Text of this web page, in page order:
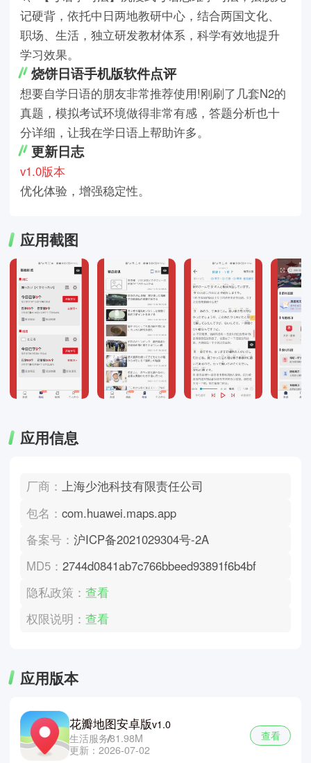
记硬背，依托中日两地教研中心，结合两国文化、
职场、生活，独立研发教材体系，科学有效地提升
学习效果。
烧饼日语手机版软件点评
想要自学日语的朋友非常推荐使用!刚刷了几套N2的
真题，模拟考试环境做得非常有感，答题分析也十
分详细，让我在学日语上帮助许多。
更新日志
v1.0版本
优化体验，增强稳定性。
应用截图
应用信息
厂商：上海少池科技有限责任公司
包名：com.huawei.maps.app
备案号：沪ICP备2021029304号-2A
MD5：2744d0841ab7c766bbeed93891f6b4bf
隐私政策：查看
权限说明：查看
应用版本
花瓣地图安卓版v1.0
生活服务81.98M
更新：2026-07-02
查看